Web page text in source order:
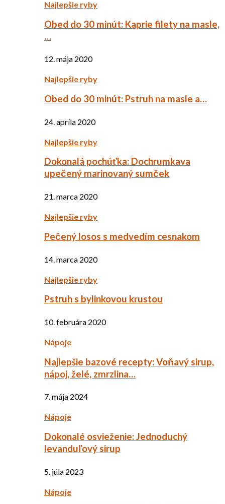
Najlepšie ryby
Obed do 30 minút: Kaprie filety na masle,
…
12. mája 2020
Najlepšie ryby
Obed do 30 minút: Pstruh na masle a…
24. apríla 2020
Najlepšie ryby
Dokonalá pochúťka: Dochrumkava
upečený marinovaný sumček
21. marca 2020
Najlepšie ryby
Pečený losos s medvedím cesnakom
14. marca 2020
Najlepšie ryby
Pstruh s bylinkovou krustou
10. februára 2020
Nápoje
Najlepšie bazové recepty: Voňavý sirup,
nápoj, želé, zmrzlina…
7. mája 2024
Nápoje
Dokonalé osvieženie: Jednoduchý
levanduľový sirup
5. júla 2023
Nápoje